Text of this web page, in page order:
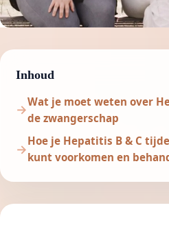
Inhoud
Wat je moet weten over
de zwangerschap
Hoe je Hepatitis B & C
kunt voorkomen en